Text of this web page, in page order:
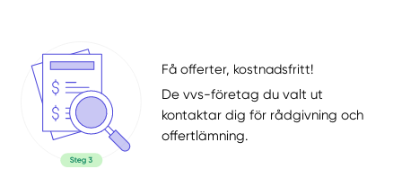
Få offerter, kostnadsfritt!
De vvs-företag du valt ut
kontaktar dig för rådgivning och
offertlämning.